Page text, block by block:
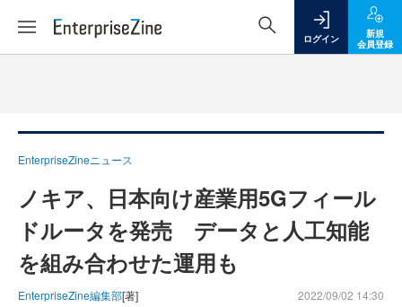
ログイン
新規
会員登録
EnterpriseZineニュース
ノキア、日本向け産業用5Gフィール
ドルータを発売 データと人工知能
を組み合わせた運用も
EnterpriseZine編集部[著] 2022/09/02 14:30